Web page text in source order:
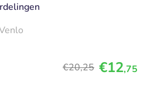
€20,25 €12,75